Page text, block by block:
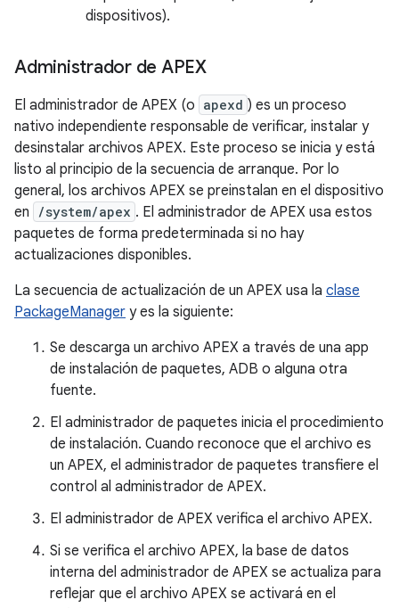
dispositivos).
Administrador de APEX
El administrador de APEX (o apexd ) es un proceso
nativo independiente responsable de verificar, instalar y
desinstalar archivos APEX. Este proceso se inicia y está
listo al principio de la secuencia de arranque. Por lo
general, los archivos APEX se preinstalan en el dispositivo
en
/system/apex . El administrador de APEX usa estos
paquetes de forma predeterminada si no hay
actualizaciones disponibles.
La secuencia de actualización de un APEX usa la clase
PackageManager y es la siguiente:
Se descarga un archivo APEX a través de una app
de instalación de paquetes, ADB o alguna otra
fuente.
El administrador de paquetes inicia el procedimiento
de instalación. Cuando reconoce que el archivo es
un APEX, el administrador de paquetes transfiere el
control al administrador de APEX.
El administrador de APEX verifica el archivo APEX.
Si se verifica el archivo APEX, la base de datos
interna del administrador de APEX se actualiza para
reflejar que el archivo APEX se activará en el